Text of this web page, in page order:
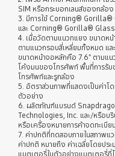
SIM หรือกระบอกเลนส์ของกล้อง
3. มีการใช้ Corning®
และ Corning® Gorilla®
4. เมื่อวัดตามแนวทแยง ขนาดห
ตามแนวกรอบสี่เหลี่ยมทั้งหมด แ
ขนาดหน้าจอหลักคือ 7.6" ตามแน
โค้งมนของโทรศัพท์ พื้นที่การรับ
โทรศัพท์และรูกล้อง
5. อัตราส่วนภาพที่แสดงเป็นค่าโ
ตัวอย่าง
6. ผลิตภัณฑ์แบรนด์
Technologies, Inc. และ/หรือบ
หรือเครื่องหมายการค้าจดทะเ
7. ค่าปกติที่ทดสอบภายในสภาพ
ค่าปกติ หมายถึง ค่าเฉลี่ยโดยปร